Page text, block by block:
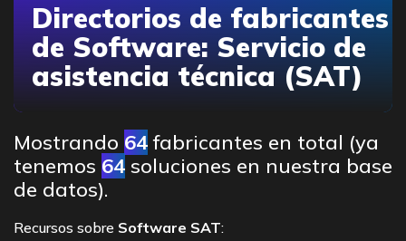
Directorios de fabricantes
de Software: Servicio de
asistencia técnica (SAT)
Mostrando 64fabricantes en total (ya
tenemos 64 soluciones en nuestra base
de datos).
Recursos sobre Software SAT: